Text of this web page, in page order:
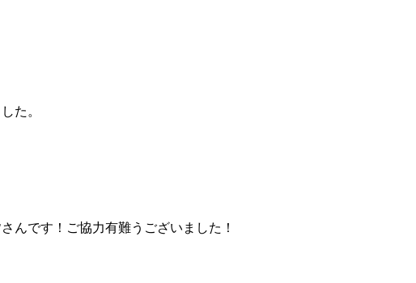
た。
んです！ご協力有難うございました！